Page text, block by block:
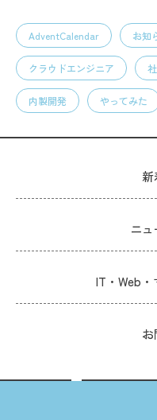
AdventCalendar お知
クラウドエンジニア
内製開発 やってみた
ニ
IT・Web